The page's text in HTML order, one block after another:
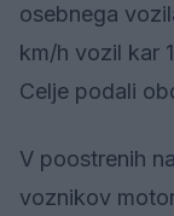
osebnega
km/h vozil kar
Celje podali
V poostrenih
voznikov